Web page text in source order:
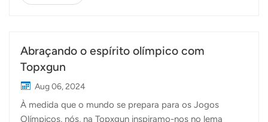
nesta terra fértil. Desta vez no México, a Topxgun
pulverização de pesticidas e fertilizantes e estabelecer
uma relação sólida com os parceiros locais. Desafios no
e orgulhoso nos campos do México. No entanto, a sua
altura representa desafios significativos para os
Abraçando o espírito olímpico com
Topxgun
Aug 06, 2024
À medida que o mundo se prepara para os Jogos
Olímpicos, nós, na Topxgun inspiramo-nos no lema